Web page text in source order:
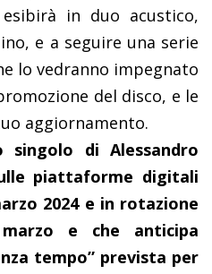
in duo acustico,
e a seguire una serie
lo vedranno impegnato
del disco, e le
aggiornamento.
singolo di Alessandro
piattaforme digitali
2024 e in rotazione
e che anticipa
tempo” prevista per